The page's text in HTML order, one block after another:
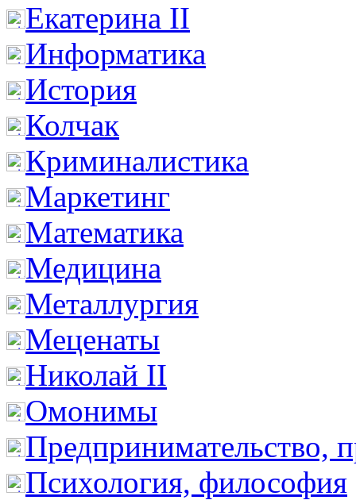
Екатерина II
Информатика
История
Колчак
Криминалистика
Маркетинг
Математика
Медицина
Металлургия
Меценаты
Николай II
Омонимы
Предпринимательство,
Психология, философия